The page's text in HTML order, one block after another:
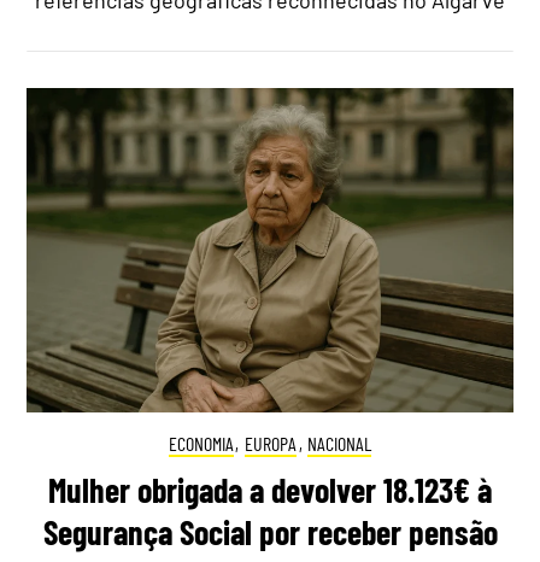
ECONOMIA, EUROPA , NACIONAL
Mulher obrigada a devolver 18.123€ à
Segurança Social por receber pensão